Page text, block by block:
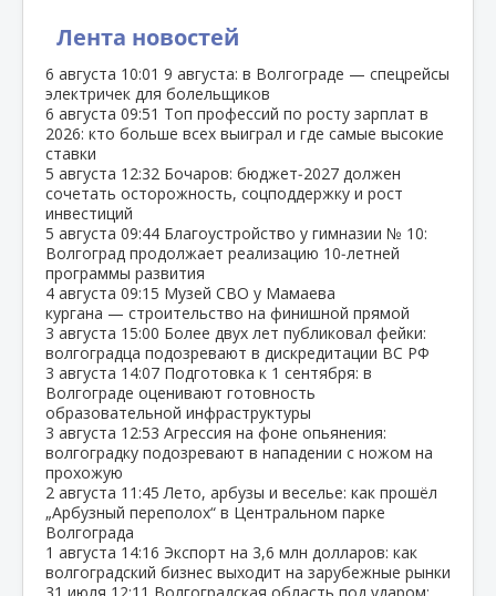
Лента новостей
6 августа 10:01 9 августа: в Волгограде — спецрейсы
электричек для болельщиков
6 августа 09:51 Топ профессий по росту зарплат в
2026: кто больше всех выиграл и где самые высокие
ставки
5 августа 12:32 Бочаров: бюджет‑2027 должен
сочетать осторожность, соцподдержку и рост
инвестиций
5 августа 09:44 Благоустройство у гимназии № 10:
Волгоград продолжает реализацию 10‑летней
программы развития
4 августа 09:15 Музей СВО у Мамаева
кургана — строительство на финишной прямой
3 августа 15:00 Более двух лет публиковал фейки:
волгоградца подозревают в дискредитации ВС РФ
3 августа 14:07 Подготовка к 1 сентября: в
Волгограде оценивают готовность
образовательной инфраструктуры
3 августа 12:53 Агрессия на фоне опьянения:
волгоградку подозревают в нападении с ножом на
прохожую
2 августа 11:45 Лето, арбузы и веселье: как прошёл
„Арбузный переполох“ в Центральном парке
Волгограда
1 августа 14:16 Экспорт на 3,6 млн долларов: как
волгоградский бизнес выходит на зарубежные рынки